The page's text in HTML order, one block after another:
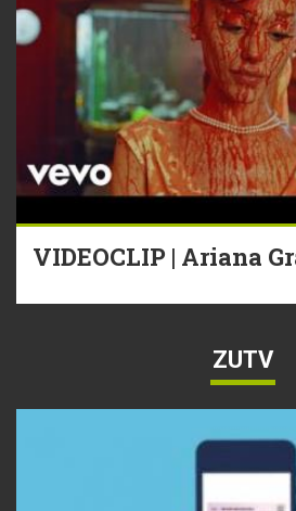
VIDEOCLIP | Ariana
ZUTV